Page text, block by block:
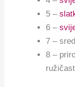
5 –
6 –
7 –
8 –